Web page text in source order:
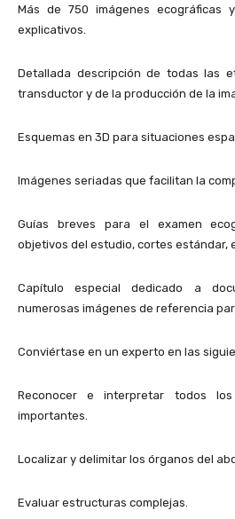
Más de 750 imágenes ecográficas
explicativos.
Detallada descripción de todas las
transductor y de la producción de la
Esquemas en 3D para situaciones
Imágenes seriadas que facilitan la
Guías breves para el examen
objetivos del estudio, cortes estándar,
Capítulo especial dedicado a
numerosas imágenes de referencia
Conviértase en un experto en las
Reconocer e interpretar todos los
importantes.
Localizar y delimitar los órganos del
Evaluar estructuras complejas.